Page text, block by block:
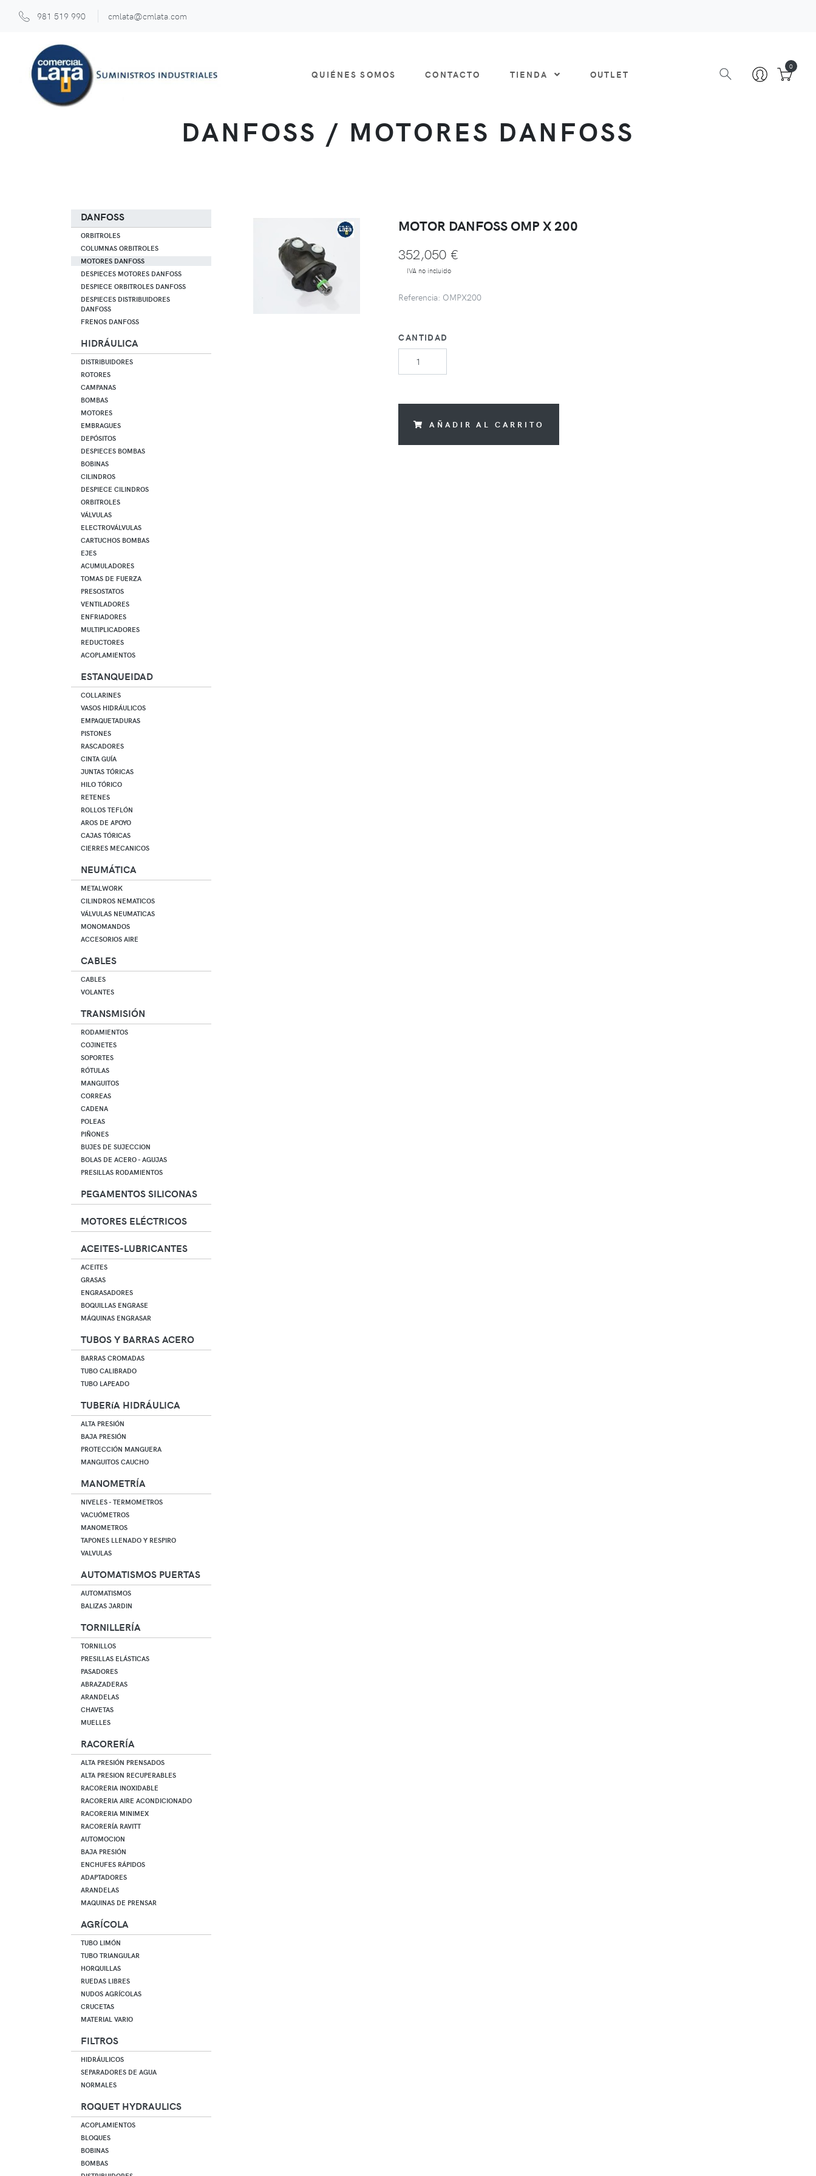
981 519 990 cmlata@cmlata.com
QUIÉNES SOMOS CONTACTO TIENDA OUTLET
0
DANFOSS / MOTORES DANFOSS
MOTOR DANFOSS OMP X 200
352,050 €
IVA no incluido
Referencia: OMPX200
CANTIDAD
AÑADIR AL CARRITO
DANFOSS
ORBITROLES
COLUMNAS ORBITROLES
MOTORES DANFOSS
DESPIECES MOTORES DANFOSS
DESPIECE ORBITROLES DANFOSS
DESPIECES DISTRIBUIDORES
DANFOSS
FRENOS DANFOSS
HIDRÁULICA
DISTRIBUIDORES
ROTORES
CAMPANAS
BOMBAS
MOTORES
EMBRAGUES
DEPÓSITOS
DESPIECES BOMBAS
BOBINAS
CILINDROS
DESPIECE CILINDROS
ORBITROLES
VÁLVULAS
ELECTROVÁLVULAS
CARTUCHOS BOMBAS
EJES
ACUMULADORES
TOMAS DE FUERZA
PRESOSTATOS
VENTILADORES
ENFRIADORES
MULTIPLICADORES
REDUCTORES
ACOPLAMIENTOS
ESTANQUEIDAD
COLLARINES
VASOS HIDRÁULICOS
EMPAQUETADURAS
PISTONES
RASCADORES
CINTA GUÍA
JUNTAS TÓRICAS
HILO TÓRICO
RETENES
ROLLOS TEFLÓN
AROS DE APOYO
CAJAS TÓRICAS
CIERRES MECANICOS
NEUMÁTICA
METALWORK
CILINDROS NEMATICOS
VÁLVULAS NEUMATICAS
MONOMANDOS
ACCESORIOS AIRE
CABLES
CABLES
VOLANTES
TRANSMISIÓN
RODAMIENTOS
COJINETES
SOPORTES
RÓTULAS
MANGUITOS
CORREAS
CADENA
POLEAS
PIÑONES
BUJES DE SUJECCION
BOLAS DE ACERO - AGUJAS
PRESILLAS RODAMIENTOS
PEGAMENTOS SILICONAS
MOTORES ELÉCTRICOS
ACEITES-LUBRICANTES
ACEITES
GRASAS
ENGRASADORES
BOQUILLAS ENGRASE
MÁQUINAS ENGRASAR
TUBOS Y BARRAS ACERO
BARRAS CROMADAS
TUBO CALIBRADO
TUBO LAPEADO
TUBERíA HIDRÁULICA
ALTA PRESIÓN
BAJA PRESIÓN
PROTECCIÓN MANGUERA
MANGUITOS CAUCHO
MANOMETRÍA
NIVELES - TERMOMETROS
VACUÓMETROS
MANOMETROS
TAPONES LLENADO Y RESPIRO
VALVULAS
AUTOMATISMOS PUERTAS
AUTOMATISMOS
BALIZAS JARDIN
TORNILLERÍA
TORNILLOS
PRESILLAS ELÁSTICAS
PASADORES
ABRAZADERAS
ARANDELAS
CHAVETAS
MUELLES
RACORERÍA
ALTA PRESIÓN PRENSADOS
ALTA PRESION RECUPERABLES
RACORERIA INOXIDABLE
RACORERIA AIRE ACONDICIONADO
RACORERIA MINIMEX
RACORERÍA RAVITT
AUTOMOCION
BAJA PRESIÓN
ENCHUFES RÁPIDOS
ADAPTADORES
ARANDELAS
MAQUINAS DE PRENSAR
AGRÍCOLA
TUBO LIMÓN
TUBO TRIANGULAR
HORQUILLAS
RUEDAS LIBRES
NUDOS AGRÍCOLAS
CRUCETAS
MATERIAL VARIO
FILTROS
HIDRÁULICOS
SEPARADORES DE AGUA
NORMALES
ROQUET HYDRAULICS
ACOPLAMIENTOS
BLOQUES
BOBINAS
BOMBAS